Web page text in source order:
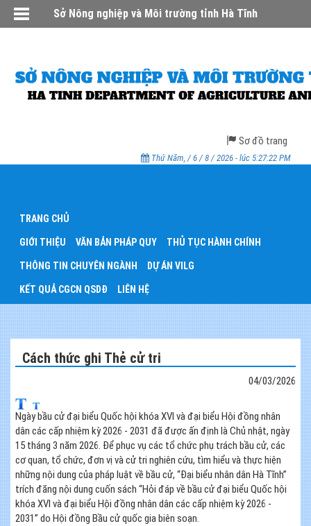
Sở Nông nghiệp và Môi trường tỉnh Hà Tĩnh
Sơ đồ trang
Thứ Năm, / 6 / 8 / 2026 - lúc 5:27:22 PM
TRANG CHỦ
GIỚI THIỆU VĂN BẢN PHÁP QUY THỦ TỤC HÀNH CHÍNH
THÔNG TIN CHUYÊN NGÀNH DỰ ÁN VILG
KẾT QUẢ CGCN QSDĐ LIÊN HỆ
Cách thức ghi Thẻ cử tri
04/03/2026
Ngày bầu cử đại biểu Quốc hội khóa XVI và đại biểu Hội đồng nhân
dân các cấp nhiệm kỳ 2026 - 2031 đã được ấn định là Chủ nhật, ngày
15 tháng 3 năm 2026. Để phục vụ các tổ chức phụ trách bầu cử, các
cơ quan, tổ chức, đơn vị và cử tri nghiên cứu, tìm hiểu và thực hiện
những nội dung của pháp luật về bầu cử, “Đại biểu nhân dân Hà Tĩnh”
trích đăng nội dung cuốn sách “Hỏi đáp về bầu cử đại biểu Quốc hội
khóa XVI và đại biểu Hội đồng nhân dân các cấp nhiệm kỳ 2026 -
2031” do Hội đồng Bầu cử quốc gia biên soạn.